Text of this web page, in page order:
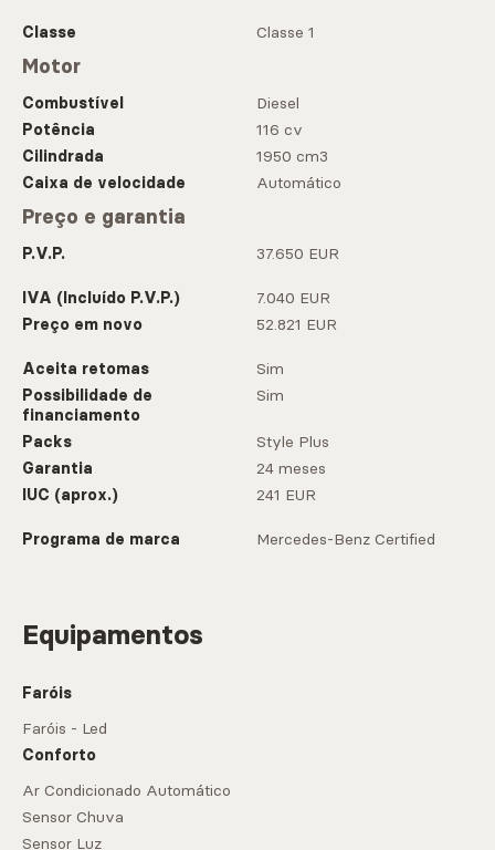
Classe Classe 1
Motor
Combustível
Diesel
Potência
116 cv
Cilindrada
1950 cm3
Caixa de velocidade
Automático
Preço e garantia
P.V.P. 37.650 EUR
IVA (Incluído P.V.P.)
7.040 EUR
Preço em novo
52.821 EUR
Aceita retomas
Sim
Possibilidade de
financiamento
Sim
Packs
Style Plus
Garantia
24 meses
IUC (aprox.)
241 EUR
Programa de marca Mercedes-Benz Certified
Equipamentos
Faróis
Faróis - Led
Conforto
Ar Condicionado Automático
Sensor Chuva
Sensor Luz